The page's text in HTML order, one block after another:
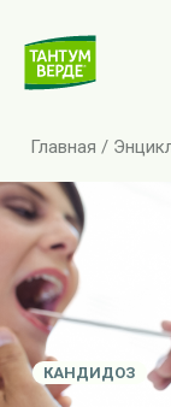
Главная /
КАНДИДОЗ